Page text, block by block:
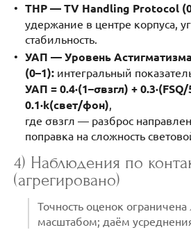
THP — TV Handling Protocol
удержание в центре корпуса,
стабильность.
УАП — Уровень
(0–1): интегральный
УАП = 0.4·(1–σвзгл) +
0.1·k(свет/фон),
где σвзгл — разброс
поправка на сложность
4) Наблюдения по
(агрегировано)
Точность оценок
масштабом; даём